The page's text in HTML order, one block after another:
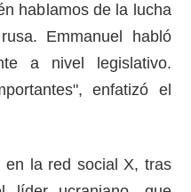
hablamos de la lucha
Emmanuel habló
a nivel legislativo.
enfatizó el
en la red social X, tras